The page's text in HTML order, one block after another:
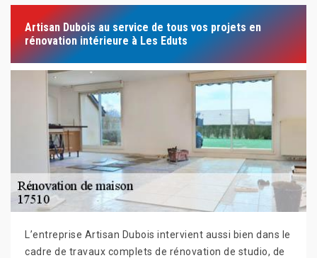
Artisan Dubois au service de tous vos projets en
rénovation intérieure à Les Eduts
L’entreprise Artisan Dubois intervient aussi bien dans le
cadre de travaux complets de rénovation de studio, de